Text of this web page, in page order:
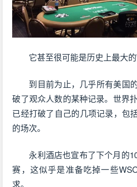
它甚至很可能是历史上最大
到目前为止，几乎所有美国
破了观众人数的某种记录。世界
已经打破了自己的几项记录，包
的场次。
永利酒店也宣布了下个月的
赛，这似乎是准备吃掉一些
求。